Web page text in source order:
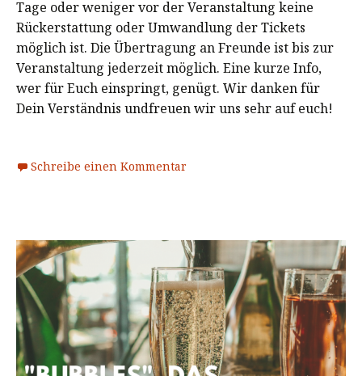
Tage oder weniger vor der Veranstaltung keine
Rückerstattung oder Umwandlung der Tickets
möglich ist. Die Übertragung an Freunde ist bis zur
Veranstaltung jederzeit möglich. Eine kurze Info,
wer für Euch einspringt, genügt. Wir danken für
Dein Verständnis undfreuen wir uns sehr auf euch!
Schreibe einen Kommentar